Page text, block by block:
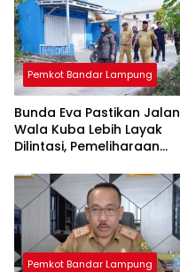
Pemkot Bandar Lampung
Bunda Eva Pastikan Jalan
Wala Kuba Lebih Layak
Dilintasi, Pemeliharaan
Pemkot Bandar Lampung